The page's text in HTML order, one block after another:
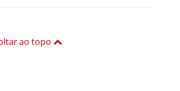
ao topo